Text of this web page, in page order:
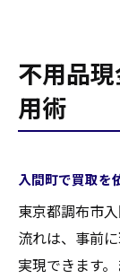
不用品
用術
入間町で買取を
東京都調布市
流れは、事前
実現できます